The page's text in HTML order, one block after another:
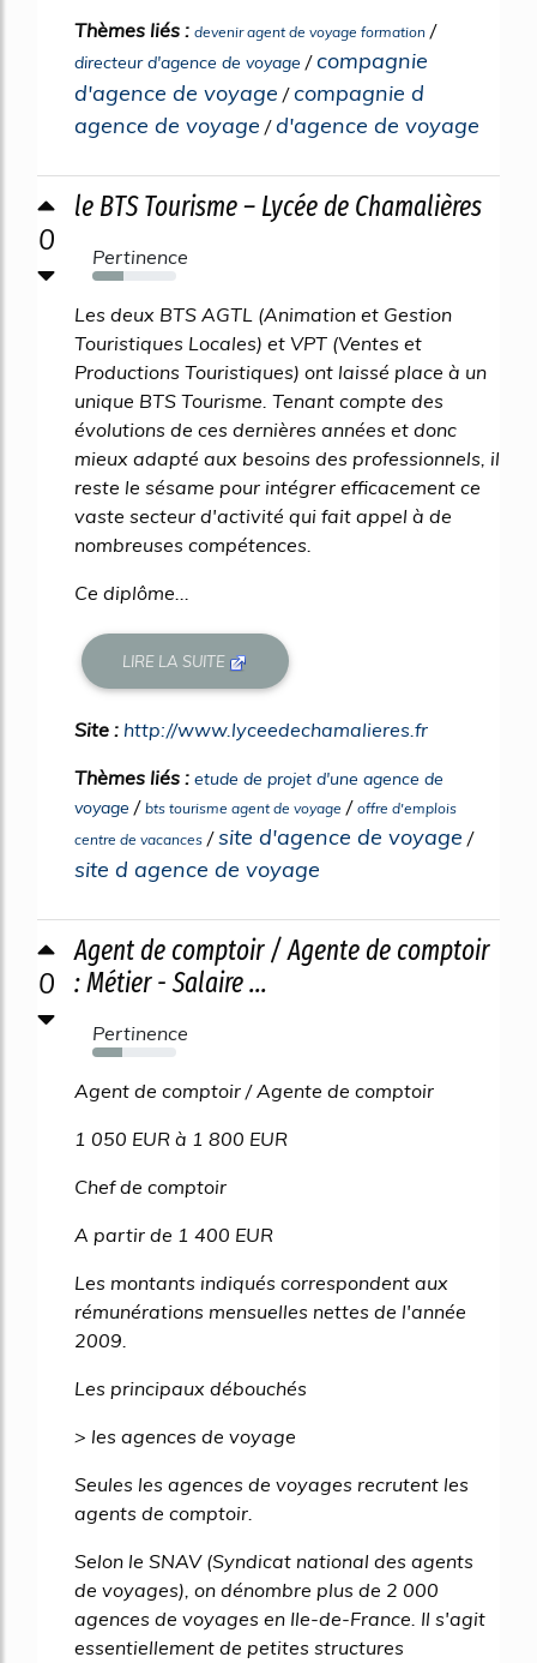
Thèmes liés : devenir agent de voyage formation /
directeur d'agence de voyage /compagnie
d'agence de voyage /compagnie d
agence de voyage /d'agence de voyage
0
le BTS Tourisme – Lycée de Chamalières
Pertinence
37%
Les deux BTS AGTL (Animation et Gestion
Touristiques Locales) et VPT (Ventes et
Productions Touristiques) ont laissé place à un
unique BTS Tourisme. Tenant compte des
évolutions de ces dernières années et donc
mieux adapté aux besoins des professionnels, il
reste le sésame pour intégrer efficacement ce
vaste secteur d'activité qui fait appel à de
nombreuses compétences.
Ce diplôme...
LIRE LA SUITE
Site : http://www.lyceedechamalieres.fr
Thèmes liés : etude de projet d'une agence de
voyage / bts tourisme agent de voyage / offre d'emplois
centre de vacances /site d'agence de voyage /
site d agence de voyage
0
Agent de comptoir / Agente de comptoir
: Métier - Salaire ...
Pertinence
36%
Agent de comptoir / Agente de comptoir
1 050 EUR à 1 800 EUR
Chef de comptoir
A partir de 1 400 EUR
Les montants indiqués correspondent aux
rémunérations mensuelles nettes de l'année
2009.
Les principaux débouchés
> les agences de voyage
Seules les agences de voyages recrutent les
agents de comptoir.
Selon le SNAV (Syndicat national des agents
de voyages), on dénombre plus de 2 000
agences de voyages en Ile-de-France. Il s'agit
essentiellement de petites structures